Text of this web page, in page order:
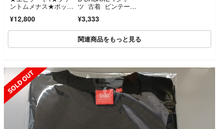
ントムメナス★ポッド
¥12,800
ツ 古着 ビンテー
¥3,333
関連商品をもっと見る
SOLD OUT